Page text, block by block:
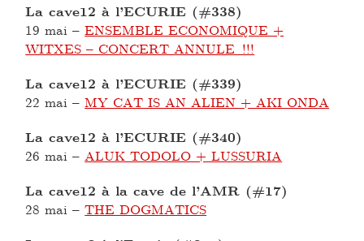
La cave12 à l’ECURIE (#338)
19 mai –ENSEMBLE ECONOMIQUE +
WITXES – CONCERT ANNULE !!!
La cave12 à l’ECURIE (#339)
22 mai –MY CAT IS AN ALIEN + AKI ONDA
La cave12 à l’ECURIE (#340)
26 mai –ALUK TODOLO + LUSSURIA
La cave12 à la cave de l’AMR (#17)
28 mai –THE DOGMATICS